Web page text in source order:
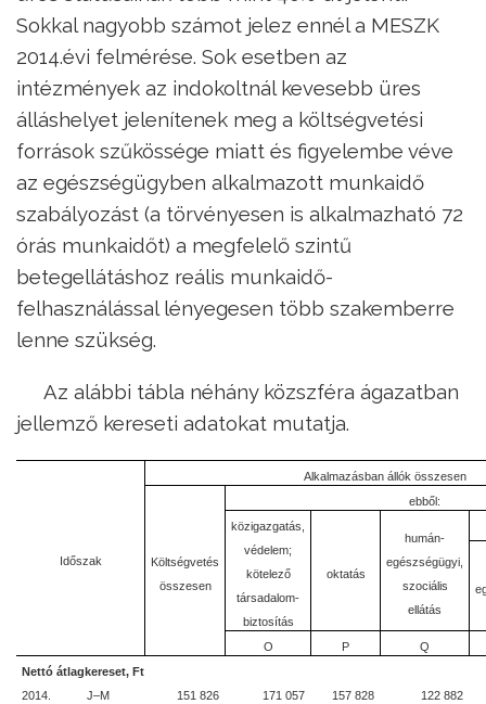
Sokkal nagyobb számot jelez ennél a MESZK
2014.évi felmérése. Sok esetben az
intézmények az indokoltnál kevesebb üres
álláshelyet jelenítenek meg a költségvetési
források szűkössége miatt és figyelembe véve
az egészségügyben alkalmazott munkaidő
szabályozást (a törvényesen is alkalmazható 72
órás munkaidőt) a megfelelő szintű
betegellátáshoz reális munkaidő-
felhasználással lényegesen több szakemberre
lenne szükség.
Az alábbi tábla néhány közszféra ágazatban
jellemző kereseti adatokat mutatja.
Időszak
Alkalmazásban állók összesen
Költségvetés
összesen
ebből:
közigazgatás,
védelem;
kötelező
társadalom-
biztosítás
oktatás
humán-
egészségügyi,
szociális
ellátás
O P
Q
Nettó átlagkereset, Ft
2014.
J–M 151 826 171 057 157 828
122 882